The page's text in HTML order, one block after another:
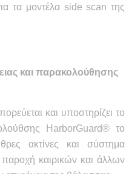
τα μοντέλα side scan της
και παρακολούθησης
και υποστηρίζει το
HarborGuard® το
ακτίνες και σύστημα
καιρικών και άλλων